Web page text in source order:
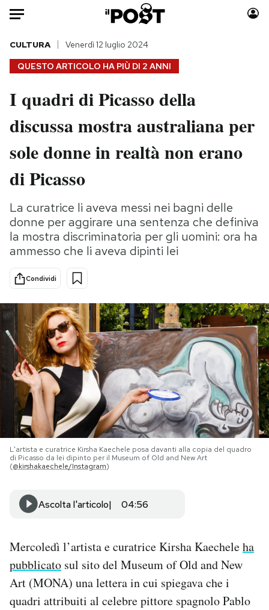
Auto
HOME
Italia
Politica
Tecnologia
Scienza
Cultura
Economia
Sport
Moda
Consumismi
Storie/Idee
Europa
Altrecose
Mondiali calcio 2026
NEWSLETTER
I MIEI PREFERITI
SHOP
CALENDARIO
Notifiche mobile
Regala il Post
Hai bisogno di aiuto?
Esci
QUESTO ARTICOLO HA PIÙ DI 2 ANNI
CULTURA Venerdì 12 luglio 2024
I quadri di Picasso della
discussa mostra australiana per
sole donne in realtà non erano
di Picasso
La curatrice li aveva messi nei bagni delle
donne per aggirare una sentenza che definiva
la mostra discriminatoria per gli uomini: ora ha
ammesso che li aveva dipinti lei
Condividi
L'artista e curatrice Kirsha Kaechele posa davanti alla copia del quadro
di Picasso da lei dipinto per il Museum of Old and New Art
(@kirshakaechele/Instagram)
Ascolta l'articolo 04:56
Mercoledì l’artista e curatrice Kirsha Kaecheleha
pubblicato sul sito del Museum of Old and New
Art (MONA) una lettera in cui spiegava che i
quadri attribuiti al celebre pittore spagnolo Pablo